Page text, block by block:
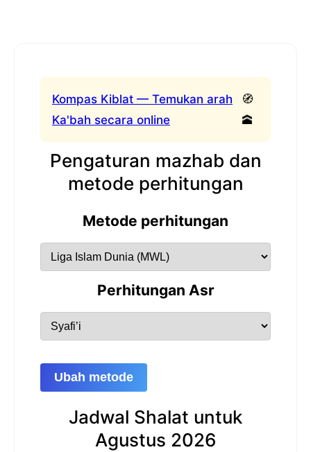
Kompas Kiblat — Temukan arah
Ka'bah secara online
🧭
🕋
Pengaturan mazhab dan
metode perhitungan
Metode perhitungan
Perhitungan Asr
Ubah metode
Jadwal Shalat untuk
Agustus 2026